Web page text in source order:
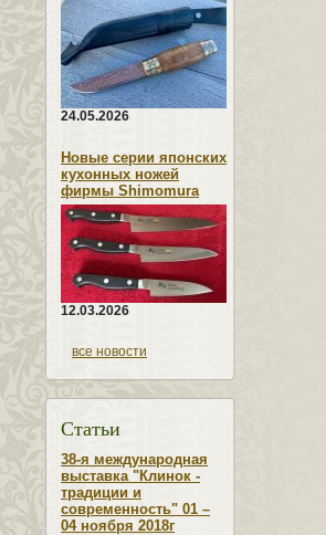
24.05.2026
Новые серии японских
кухонных ножей
фирмы Shimomura
12.03.2026
все новости
Статьи
38-я международная
выставка "Клинок -
традиции и
современность" 01 –
04 ноября 2018г